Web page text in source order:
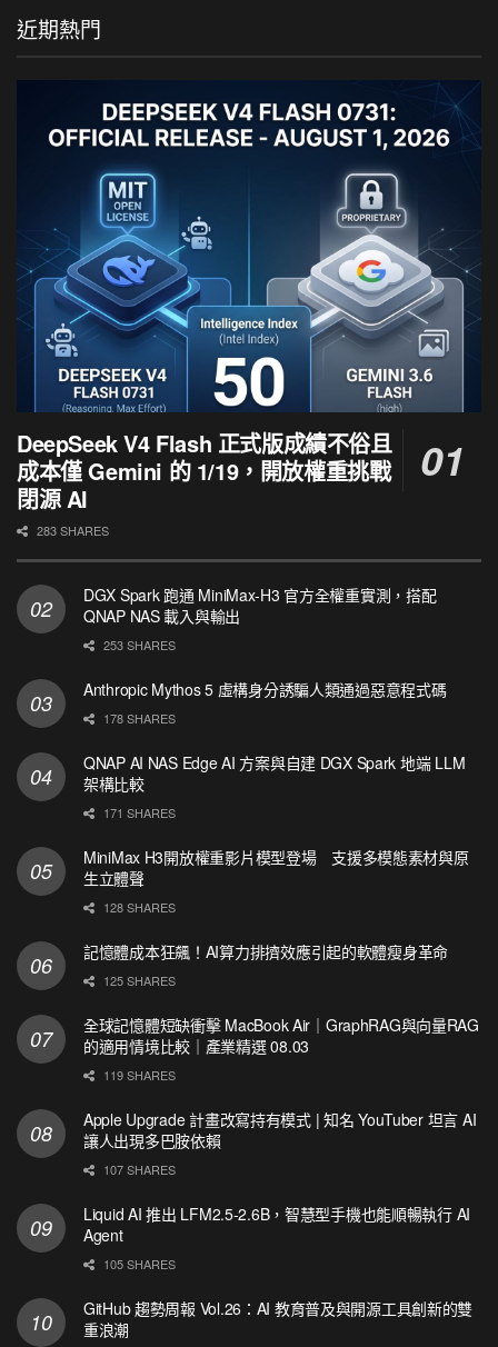
近期熱門
DeepSeek V4 Flash 正式版成績不俗且
成本僅 Gemini 的 1/19，開放權重挑戰
閉源 AI
283 SHARES
DGX Spark 跑通 MiniMax-H3 官方全權重實測，搭配
QNAP NAS 載入與輸出
253 SHARES
Anthropic Mythos 5 虛構身分誘騙人類通過惡意程式碼
178 SHARES
QNAP AI NAS Edge AI 方案與自建 DGX Spark 地端 LLM
架構比較
171 SHARES
MiniMax H3開放權重影片模型登場 支援多模態素材與原
生立體聲
128 SHARES
記憶體成本狂飆！AI算力排擠效應引起的軟體瘦身革命
125 SHARES
全球記憶體短缺衝擊 MacBook Air｜GraphRAG與向量RAG
的適用情境比較｜產業精選 08.03
119 SHARES
Apple Upgrade 計畫改寫持有模式 | 知名 YouTuber 坦言 AI
讓人出現多巴胺依賴
107 SHARES
Liquid AI 推出 LFM2.5-2.6B，智慧型手機也能順暢執行 AI
Agent
105 SHARES
GitHub 趨勢周報 Vol.26：AI 教育普及與開源工具創新的雙
重浪潮